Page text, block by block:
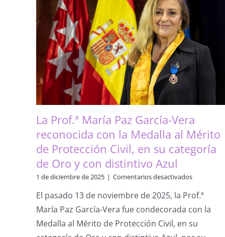
La Prof.ª María Paz García-Vera
reconocida con la Medalla al Mérito
de Protección Civil, en su categoría
de Oro y con distintivo Azul
1 de diciembre de 2025 | Comentarios desactivadosen
Prof.ª
María
Paz
García-
El pasado 13 de noviembre de 2025, la Prof.ª
María Paz García-Vera fue condecorada con la
Medalla al Mérito de Protección Civil, en su